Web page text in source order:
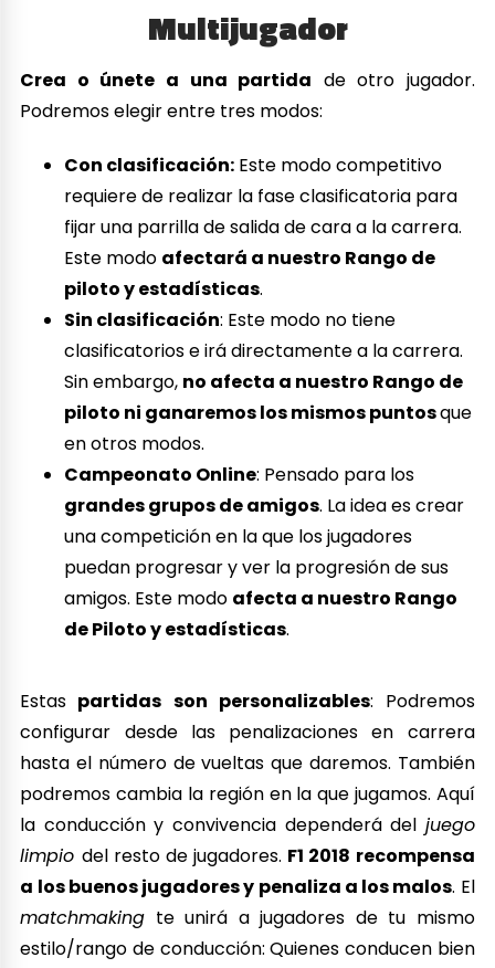
Multijugador
Crea o únete a una partida de otro jugador.
Podremos elegir entre tres modos:
Con clasificación: Este modo competitivo
requiere de realizar la fase clasificatoria para
fijar una parrilla de salida de cara a la carrera.
Este modo afectará a nuestro Rango de
piloto y estadísticas.
Sin clasificación: Este modo no tiene
clasificatorios e irá directamente a la carrera.
Sin embargo, no afecta a nuestro Rango de
piloto ni ganaremos los mismos puntosque
en otros modos.
Campeonato Online: Pensado para los
grandes grupos de amigos. La idea es crear
una competición en la que los jugadores
puedan progresar y ver la progresión de sus
amigos. Este modo afecta a nuestro Rango
de Piloto y estadísticas.
Estas partidas son personalizables: Podremos
configurar desde las penalizaciones en carrera
hasta el número de vueltas que daremos. También
podremos cambia la región en la que jugamos. Aquí
la conducción y convivencia dependerá del juego
limpio del resto de jugadores. F1 2018 recompensa
a los buenos jugadores y penaliza a los malos. El
matchmaking te unirá a jugadores de tu mismo
estilo/rango de conducción: Quienes conducen bien